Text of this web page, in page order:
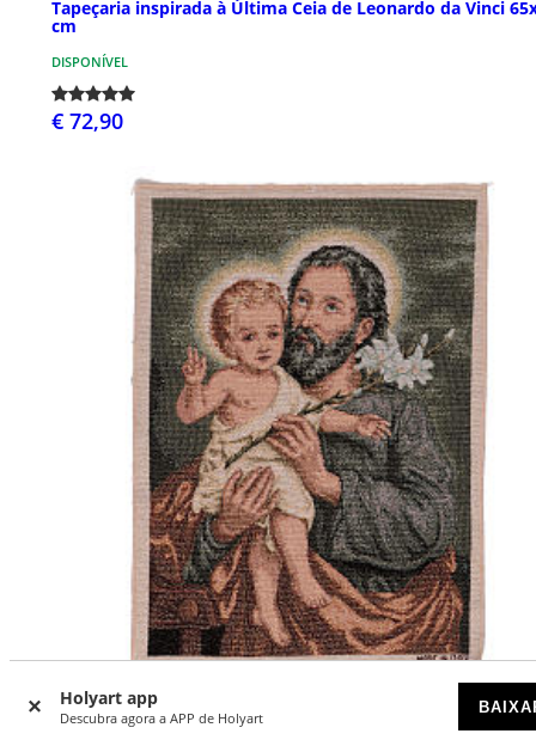
Holyart app
Descubra agora a APP de Holyart
Tapeçaria inspirada à Última Ceia de Leonardo da Vinci
cm
DISPONÍVEL
€ 72,90
Tapeçaria São José com lírio 40x30 cm